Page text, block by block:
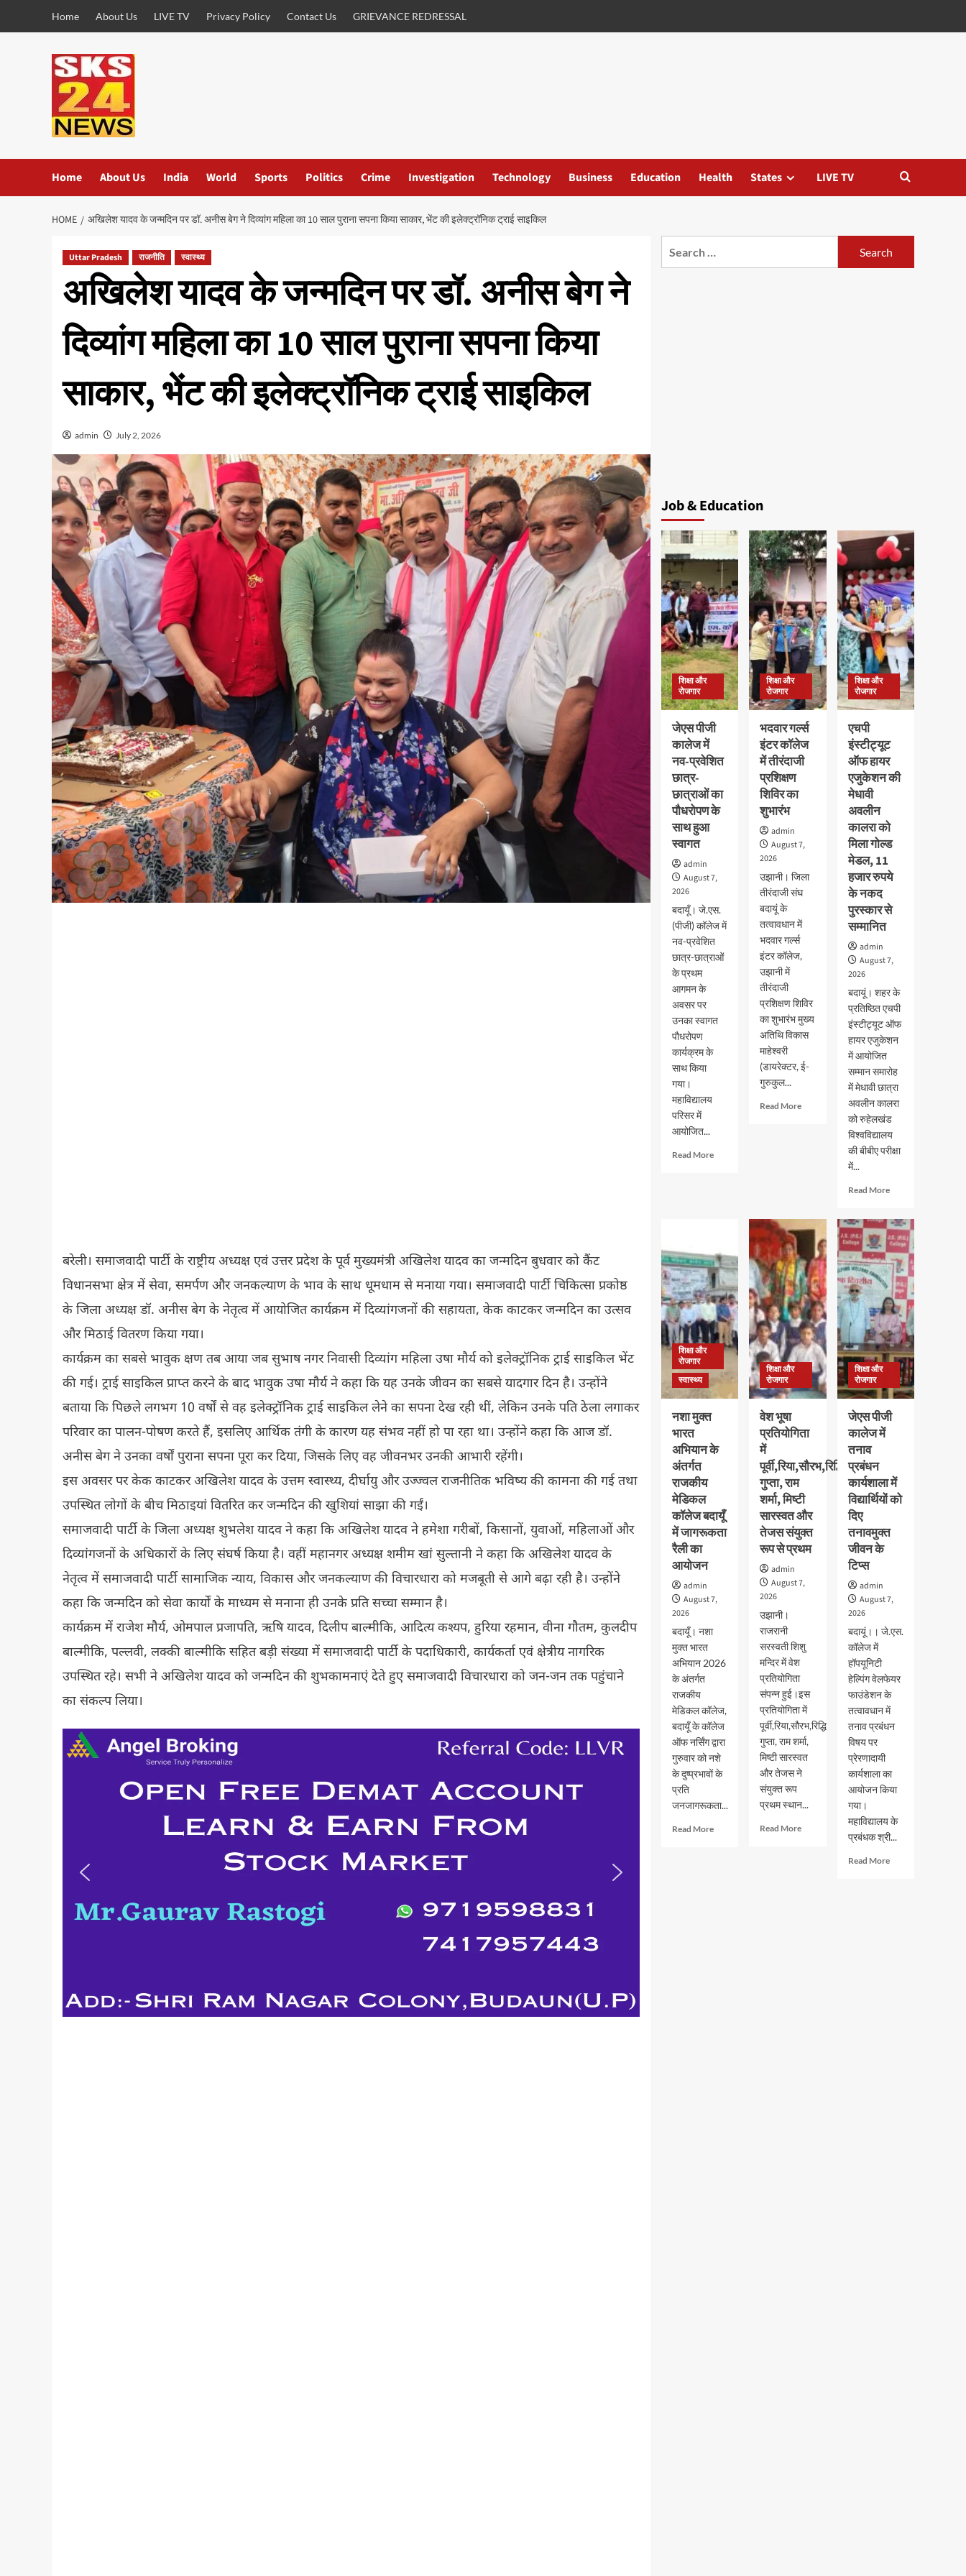
Home About Us LIVE TV Privacy Policy Contact Us GRIEVANCE REDRESSAL
Home About Us India World Sports Politics Crime Investigation Technology Business Education Health States LIVE TV
HOME अखिलेश यादव के जन्मदिन पर डॉ. अनीस बेग ने दिव्यांग महिला का 10 साल पुराना सपना किया साकार, भेंट की इलेक्ट्रॉनिक ट्राई साइकिल
Uttar Pradesh राजनीति स्वास्थ्य
अखिलेश यादव के जन्मदिन पर डॉ. अनीस बेग ने
दिव्यांग महिला का 10 साल पुराना सपना किया
साकार, भेंट की इलेक्ट्रॉनिक ट्राई साइकिल
admin July 2, 2026
बरेली। समाजवादी पार्टी के राष्ट्रीय अध्यक्ष एवं उत्तर प्रदेश के पूर्व मुख्यमंत्री अखिलेश यादव का जन्मदिन बुधवार को कैंट
विधानसभा क्षेत्र में सेवा, समर्पण और जनकल्याण के भाव के साथ धूमधाम से मनाया गया। समाजवादी पार्टी चिकित्सा प्रकोष्ठ
के जिला अध्यक्ष डॉ. अनीस बेग के नेतृत्व में आयोजित कार्यक्रम में दिव्यांगजनों की सहायता, केक काटकर जन्मदिन का उत्सव
और मिठाई वितरण किया गया।
कार्यक्रम का सबसे भावुक क्षण तब आया जब सुभाष नगर निवासी दिव्यांग महिला उषा मौर्य को इलेक्ट्रॉनिक ट्राई साइकिल भेंट
की गई। ट्राई साइकिल प्राप्त करने के बाद भावुक उषा मौर्य ने कहा कि यह उनके जीवन का सबसे यादगार दिन है। उन्होंने
बताया कि पिछले लगभग 10 वर्षों से वह इलेक्ट्रॉनिक ट्राई साइकिल लेने का सपना देख रही थीं, लेकिन उनके पति ठेला लगाकर
परिवार का पालन-पोषण करते हैं, इसलिए आर्थिक तंगी के कारण यह संभव नहीं हो पा रहा था। उन्होंने कहा कि आज डॉ.
अनीस बेग ने उनका वर्षों पुराना सपना पूरा कर दिया, जिसके लिए वह जीवनभर उनकी आभारी रहेंगी।
इस अवसर पर केक काटकर अखिलेश यादव के उत्तम स्वास्थ्य, दीर्घायु और उज्ज्वल राजनीतिक भविष्य की कामना की गई तथा
उपस्थित लोगों के बीच मिठाइयां वितरित कर जन्मदिन की खुशियां साझा की गईं।
समाजवादी पार्टी के जिला अध्यक्ष शुभलेश यादव ने कहा कि अखिलेश यादव ने हमेशा गरीबों, किसानों, युवाओं, महिलाओं और
दिव्यांगजनों के अधिकारों के लिए संघर्ष किया है। वहीं महानगर अध्यक्ष शमीम खां सुल्तानी ने कहा कि अखिलेश यादव के
नेतृत्व में समाजवादी पार्टी सामाजिक न्याय, विकास और जनकल्याण की विचारधारा को मजबूती से आगे बढ़ा रही है। उन्होंने
कहा कि जन्मदिन को सेवा कार्यों के माध्यम से मनाना ही उनके प्रति सच्चा सम्मान है।
कार्यक्रम में राजेश मौर्य, ओमपाल प्रजापति, ऋषि यादव, दिलीप बाल्मीकि, आदित्य कश्यप, हुरिया रहमान, वीना गौतम, कुलदीप
बाल्मीकि, पल्लवी, लक्की बाल्मीकि सहित बड़ी संख्या में समाजवादी पार्टी के पदाधिकारी, कार्यकर्ता एवं क्षेत्रीय नागरिक
उपस्थित रहे। सभी ने अखिलेश यादव को जन्मदिन की शुभकामनाएं देते हुए समाजवादी विचारधारा को जन-जन तक पहुंचाने
का संकल्प लिया।
Job & Education
शिक्षा और
रोजगार
जेएस पीजी
कालेज में
नव-प्रवेशित
छात्र-
छात्राओं का
पौधरोपण के
साथ हुआ
स्वागत
admin
August 7,
2026
बदायूँ। जे.एस.
(पीजी) कॉलेज में
नव-प्रवेशित
छात्र-छात्राओं
के प्रथम
आगमन के
अवसर पर
उनका स्वागत
पौधरोपण
कार्यक्रम के
साथ किया
गया।
महाविद्यालय
परिसर में
आयोजित...
Read MoreRead
प्रवेशित
छात्र-
छात्राओं
का
पौधरोपण
के
साथ
स्वागत
शिक्षा और
रोजगार
भदवार गर्ल्स
इंटर कॉलेज
में तीरंदाजी
प्रशिक्षण
शिविर का
शुभारंभ
admin
August 7,
2026
उझानी। जिला
तीरंदाजी संघ
बदायूं के
तत्वावधान में
भदवार गर्ल्स
इंटर कॉलेज,
उझानी में
तीरंदाजी
प्रशिक्षण शिविर
का शुभारंभ मुख्य
अतिथि विकास
माहेश्वरी
(डायरेक्टर, ई-
गुरुकुल...
Read MoreRead
प्रशिक्षण
शिविर
शुभारंभ
शिक्षा और
रोजगार
एचपी
इंस्टीट्यूट
ऑफ हायर
एजुकेशन की
मेधावी
अवलीन
कालरा को
मिला गोल्ड
मेडल, 11
हजार रुपये
के नकद
पुरस्कार से
सम्मानित
admin
August 7,
2026
बदायूं। शहर के
प्रतिष्ठित एचपी
इंस्टीट्यूट ऑफ
हायर एजुकेशन
में आयोजित
सम्मान समारोह
में मेधावी छात्रा
अवलीन कालरा
को रुहेलखंड
विश्वविद्यालय
की बीबीए परीक्षा
में...
Read MoreRead
एचपी
इंस्टीट्यूट
ऑफ
हायर
एजुकेशन
की
मेधावी
अवलीन
कालरा
को
मिला
गोल्ड
मेडल,
हजार
पुरस्कार
से
सम्मानित
शिक्षा और
रोजगार
स्वास्थ्य
नशा मुक्त
भारत
अभियान के
अंतर्गत
राजकीय
मेडिकल
कॉलेज बदायूँ
में जागरूकता
रैली का
आयोजन
admin
August 7,
2026
बदायूँ। नशा
मुक्त भारत
अभियान 2026
के अंतर्गत
राजकीय
मेडिकल कॉलेज,
बदायूँ के कॉलेज
ऑफ नर्सिंग द्वारा
गुरुवार को नशे
के दुष्प्रभावों के
प्रति
जनजागरूकता...
Read MoreRead
शिक्षा और
रोजगार
वेश भूषा
प्रतियोगिता
में
पूर्वी,रिया,सौरभ,रिद्धि
गुप्ता, राम
शर्मा, मिष्टी
सारस्वत और
तेजस संयुक्त
रूप से प्रथम
admin
August 7,
2026
उझानी।
राजरानी
सरस्वती शिशु
मन्दिर में वेश
प्रतियोगिता
संपन्न हुई।इस
प्रतियोगिता में
पूर्वी,रिया,सौरभ,रिद्धि
गुप्ता, राम शर्मा,
मिष्टी सारस्वत
और तेजस ने
संयुक्त रूप
प्रथम स्थान...
Read MoreRead
शिक्षा और
रोजगार
जेएस पीजी
कालेज में
तनाव
प्रबंधन
कार्यशाला में
विद्यार्थियों को
दिए
तनावमुक्त
जीवन के
टिप्स
admin
August 7,
2026
बदायूं।। जे.एस.
कॉलेज में
हॉपयूनिटी
हेल्पिंग वेलफेयर
फाउंडेशन के
तत्वावधान में
तनाव प्रबंधन
विषय पर
प्रेरणादायी
कार्यशाला का
आयोजन किया
गया।
महाविद्यालय के
प्रबंधक श्री...
Read MoreRead